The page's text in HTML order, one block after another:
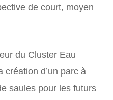
de court, moyen
du Cluster Eau
création d’un parc à
saules pour les futurs